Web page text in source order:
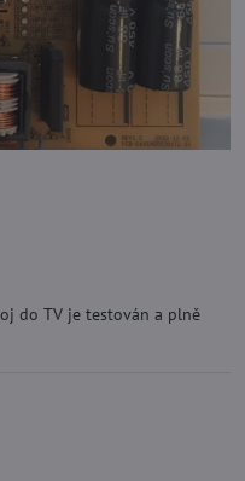
do TV je testován a plně